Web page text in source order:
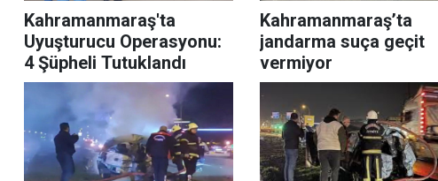
Kahramanmaraş'ta
Uyuşturucu Operasyonu:
4 Şüpheli Tutuklandı
Kahramanmaraş’ta
jandarma suça geçit
vermiyor